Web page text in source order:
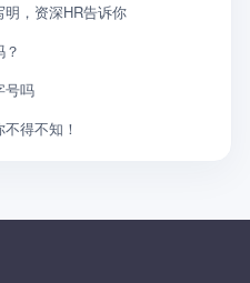
，资深HR告诉你
号吗
得不知！